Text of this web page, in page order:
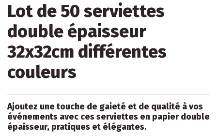
Lot de 50 serviettes
double épaisseur
32x32cm différentes
couleurs
Ajoutez une touche de gaieté et de qualité à vos
événements avec ces serviettes en papier double
épaisseur, pratiques et élégantes.